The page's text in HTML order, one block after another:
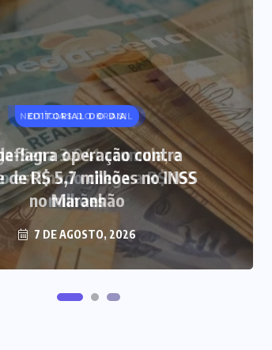
NOTÍCIAS DO BRASIL
Sena 3.041 acumula, e
estimado chega a R$ 165
milhões
7 DE AGOSTO, 2026